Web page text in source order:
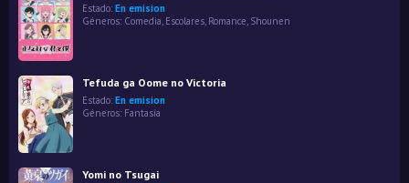
Estado: En emision
Géneros: Comedia Escolares Romance Shounen
Tefuda ga Oome no Victoria
Estado: En emision
Géneros: Fantasía
Yomi no Tsugai